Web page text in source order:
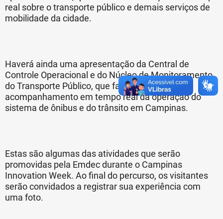
real sobre o transporte público e demais serviços de
mobilidade da cidade.
Haverá ainda uma apresentação da Central de
Controle Operacional e do Núcleo de Monitoramento
do Transporte Público, que fazem o
acompanhamento em tempo real da operação do
sistema de ônibus e do trânsito em Campinas.
Estas são algumas das atividades que serão
promovidas pela Emdec durante o Campinas
Innovation Week. Ao final do percurso, os visitantes
serão convidados a registrar sua experiência com
uma foto.